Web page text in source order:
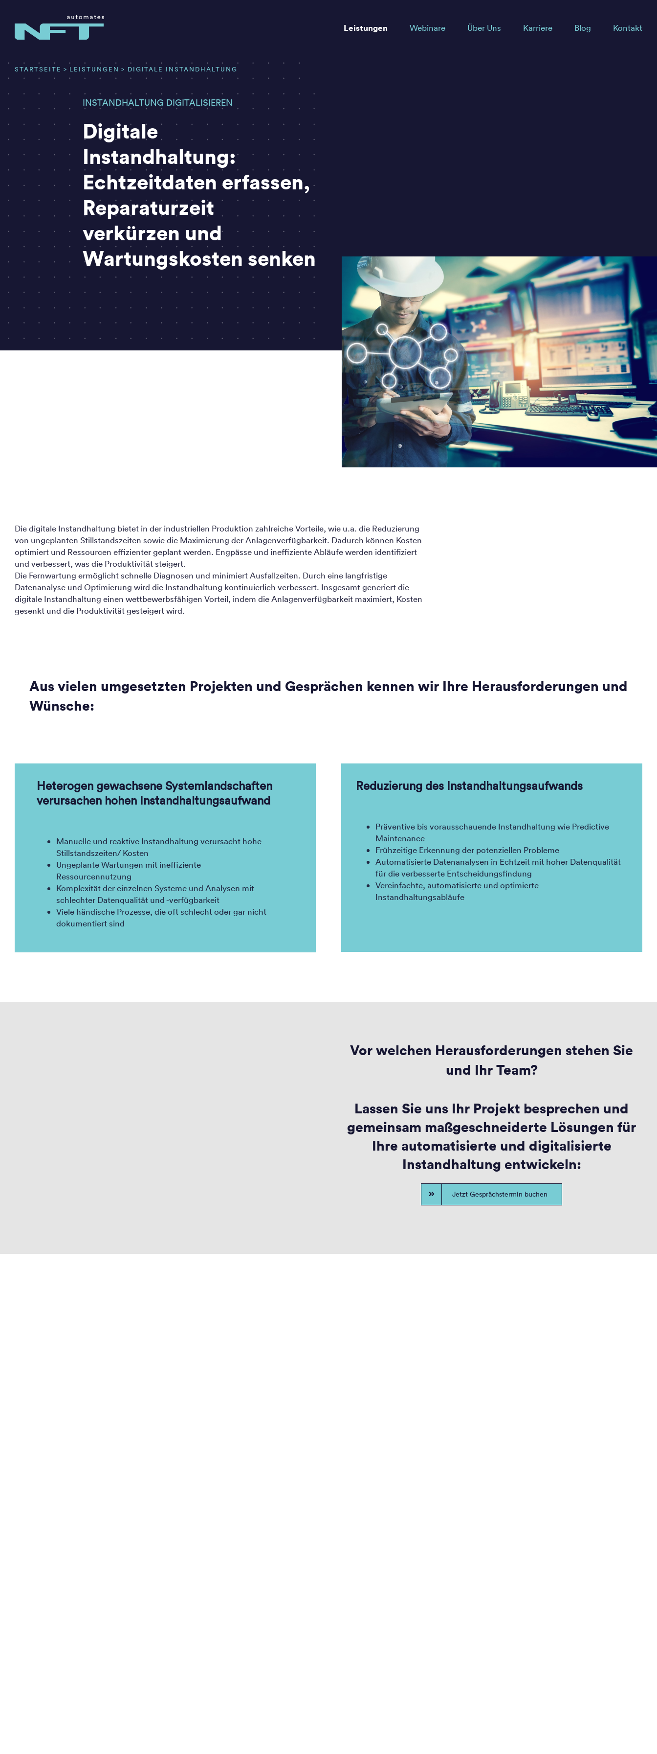
springen
Leistungen Webinare Über Uns Karriere Blog Kontakt
STARTSEITE LEISTUNGEN DIGITALE INSTANDHALTUNG
INSTANDHALTUNG DIGITALISIEREN
Digitale
Instandhaltung:
Echtzeitdaten erfassen,
Reparaturzeit
verkürzen und
Wartungskosten senken
Die digitale Instandhaltung bietet in der industriellen Produktion zahlreiche Vorteile, wie u.a. die Reduzierung
von ungeplanten Stillstandszeiten sowie die Maximierung der Anlagenverfügbarkeit. Dadurch können Kosten
optimiert und Ressourcen effizienter geplant werden. Engpässe und ineffiziente Abläufe werden identifiziert
und verbessert, was die Produktivität steigert.
Die Fernwartung ermöglicht schnelle Diagnosen und minimiert Ausfallzeiten. Durch eine langfristige
Datenanalyse und Optimierung wird die Instandhaltung kontinuierlich verbessert. Insgesamt generiert die
digitale Instandhaltung einen wettbewerbsfähigen Vorteil, indem die Anlagenverfügbarkeit maximiert, Kosten
gesenkt und die Produktivität gesteigert wird.
Aus vielen umgesetzten Projekten und Gesprächen kennen wir Ihre Herausforderungen und
Wünsche:
Heterogen gewachsene Systemlandschaften
verursachen hohen Instandhaltungsaufwand
Manuelle und reaktive Instandhaltung verursacht hohe
Stillstandszeiten/ Kosten
Ungeplante Wartungen mit ineffiziente
Ressourcennutzung
Komplexität der einzelnen Systeme und Analysen mit
schlechter Datenqualität und -verfügbarkeit
Viele händische Prozesse, die oft schlecht oder gar nicht
dokumentiert sind
Reduzierung des Instandhaltungsaufwands
Präventive bis vorausschauende Instandhaltung wie Predictive
Maintenance
Frühzeitige Erkennung der potenziellen Probleme
Automatisierte Datenanalysen in Echtzeit mit hoher Datenqualität
für die verbesserte Entscheidungsfindung
Vereinfachte, automatisierte und optimierte
Instandhaltungsabläufe
Vor welchen Herausforderungen stehen Sie
und Ihr Team?
Lassen Sie uns Ihr Projekt besprechen und
gemeinsam maßgeschneiderte Lösungen für
Ihre automatisierte und digitalisierte
Instandhaltung entwickeln:
Jetzt Gesprächstermin buchen